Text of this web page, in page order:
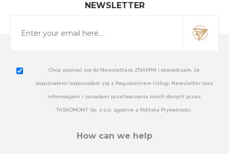
NEWSLETTER
Chcę zapisać się do Newslettera ZNAMMI i oświadczam, że
zapoznałem/zapoznałam się z Regulaminem Usługi Newsletter oraz
informacjami i zasadami przetwarzania moich danych przez
TASKOMONT Sp. z o.o. zgodnie z Polityką Prywatności.
How can we help